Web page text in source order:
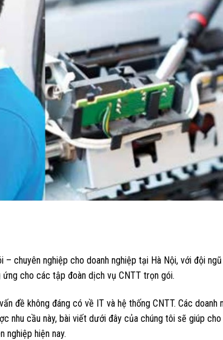
chuyên nghiệp cho doanh nghiệp tại Hà Nội, với đội
cho các tập đoàn dịch vụ CNTT trọn gói.
đề không đáng có về IT và hệ thống CNTT. Các doanh
nhu cầu này, bài viết dưới đây của chúng tôi sẽ giúp
nghiệp hiện nay.